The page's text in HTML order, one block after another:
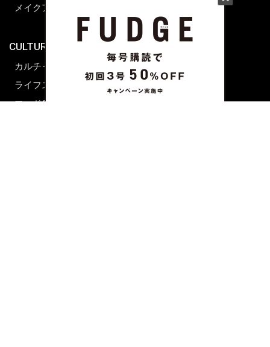
メイクアップティップス
CULTURE & LIFE
カルチャー
ライフスタイル
フード&ドリンク
海外生活